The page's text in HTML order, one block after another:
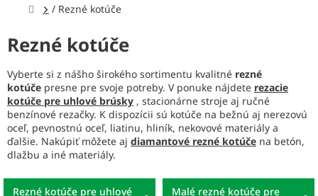
Domov
/ Rezné kotúče
Rezné kotúče
Vyberte si z nášho širokého sortimentu kvalitné rezné
kotúče presne pre svoje potreby. V ponuke nájdete rezacie
kotúče pre uhlové brúsky , stacionárne stroje aj ručné
benzínové rezačky. K dispozícii sú kotúče na bežnú aj nerezovú
oceľ, pevnostnú oceľ, liatinu, hliník, nekovové materiály a
ďalšie. Nakúpiť môžete aj diamantové rezné kotúče na betón,
dlažbu a iné materiály.
Rezné kotúče pre uhlové
Malé rezné kotúče pre